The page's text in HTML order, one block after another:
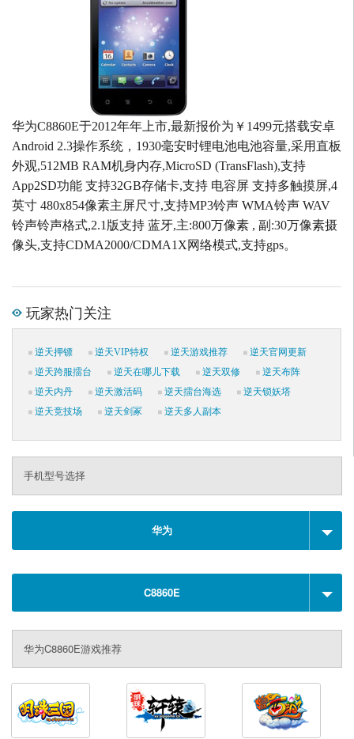
华为C8860E于2012年年上市,最新报价为￥1499元搭载安卓
Android 2.3操作系统，1930毫安时锂电池电池容量,采用直板
外观,512MB RAM机身内存,MicroSD (TransFlash),支持
App2SD功能 支持32GB存储卡,支持 电容屏 支持多触摸屏,4
英寸 480x854像素主屏尺寸,支持MP3铃声 WMA铃声 WAV
铃声铃声格式,2.1版支持 蓝牙,主:800万像素 , 副:30万像素摄
像头,支持CDMA2000/CDMA1X网络模式,支持gps。
玩家热门关注
逆天押镖 逆天VIP特权 逆天游戏推荐
逆天官网更新
逆天跨服擂台
逆天在哪儿下载 逆天双修
逆天布阵
逆天内丹
逆天激活码 逆天擂台海选
逆天锁妖塔
逆天竞技场
逆天剑冢 逆天多人副本
手机型号选择
华为
C8860E
华为C8860E游戏推荐